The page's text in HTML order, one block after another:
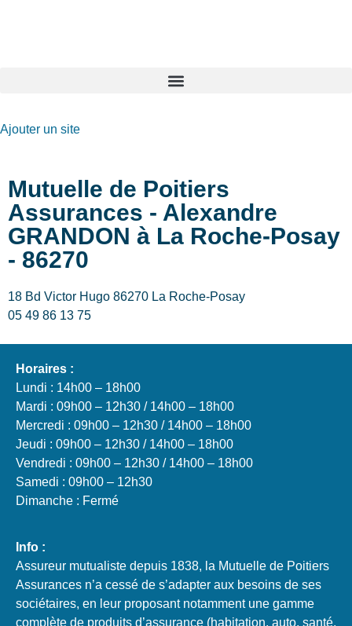
Ajouter un site
Mutuelle de Poitiers
Assurances - Alexandre
GRANDON à La Roche-Posay
- 86270
18 Bd Victor Hugo 86270 La Roche-Posay
05 49 86 13 75
Horaires :
Lundi : 14h00 – 18h00
Mardi : 09h00 – 12h30 / 14h00 – 18h00
Mercredi : 09h00 – 12h30 / 14h00 – 18h00
Jeudi : 09h00 – 12h30 / 14h00 – 18h00
Vendredi : 09h00 – 12h30 / 14h00 – 18h00
Samedi : 09h00 – 12h30
Dimanche : Fermé
Info :
Assureur mutualiste depuis 1838, la Mutuelle de Poitiers
Assurances n’a cessé de s’adapter aux besoins de ses
sociétaires, en leur proposant notamment une gamme
complète de produits d’assurance (habitation, auto, santé,